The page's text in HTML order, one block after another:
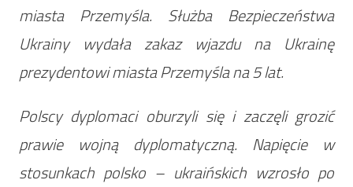
miasta Przemyśla. Służba Bezpieczeństwa
Ukrainy wydała zakaz wjazdu na Ukrainę
prezydentowi miasta Przemyśla na 5 lat.
Polscy dyplomaci oburzyli się i zaczęli grozić
prawie wojną dyplomatyczną. Napięcie w
stosunkach polsko – ukraińskich wzrosło po